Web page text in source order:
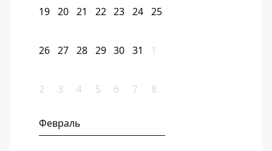
19 20 21 22 23 24 25
26 27 28 29 30 31 1
2 3 4 5 6 7 8
Февраль